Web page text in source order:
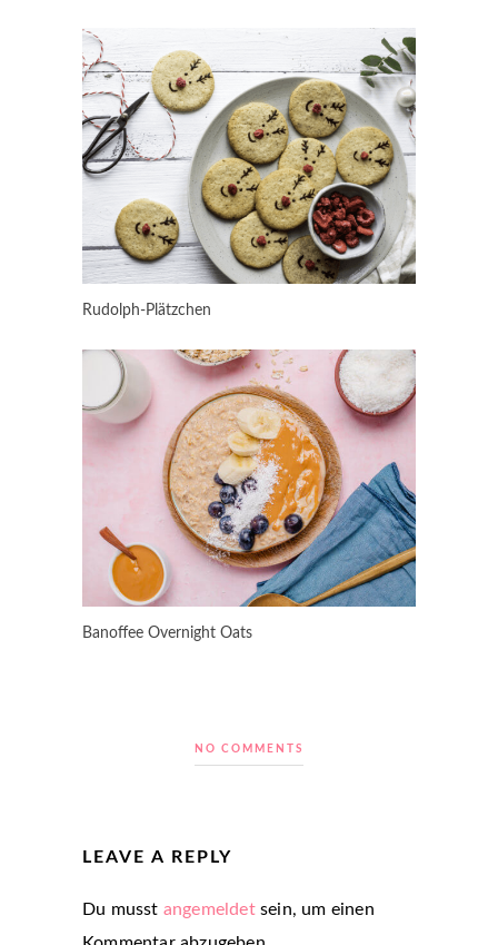
Rudolph-Plätzchen
Banoffee Overnight Oats
NO COMMENTS
LEAVE A REPLY
Du musst angemeldetsein, um einen